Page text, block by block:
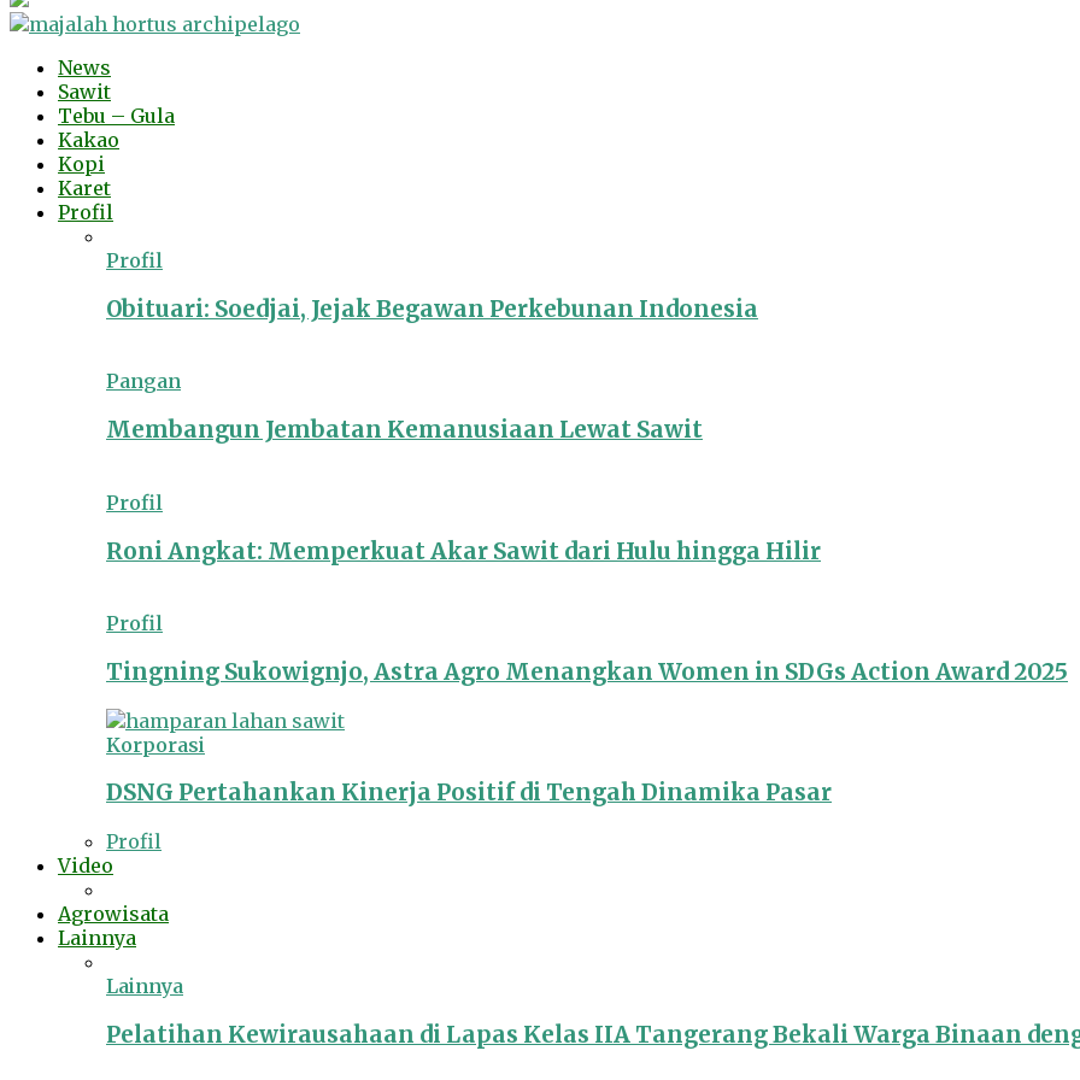
News
Sawit
Tebu – Gula
Kakao
Kopi
Karet
Profil
Profil
Obituari: Soedjai, Jejak Begawan Perkebunan Indonesia
Pangan
Membangun Jembatan Kemanusiaan Lewat Sawit
Profil
Roni Angkat: Memperkuat Akar Sawit dari Hulu hingga Hilir
Profil
Tingning Sukowignjo, Astra Agro Menangkan Women in SDGs Action Award 2025
Korporasi
DSNG Pertahankan Kinerja Positif di Tengah Dinamika Pasar
Profil
Video
Agrowisata
Lainnya
Lainnya
Pelatihan Kewirausahaan di Lapas Kelas IIA Tangerang Bekali Warga Binaan